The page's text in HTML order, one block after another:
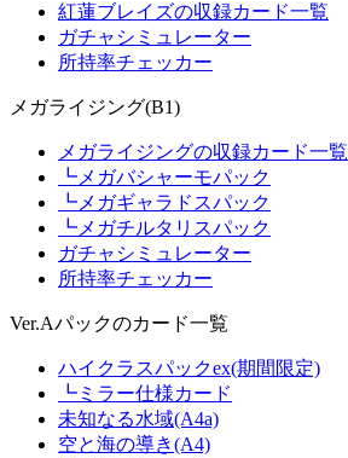
紅蓮ブレイズの収録カード一覧
ガチャシミュレーター
所持率チェッカー
メガライジング(B1)
メガライジングの収録カード一覧
┗メガバシャーモパック
┗メガギャラドスパック
┗メガチルタリスパック
ガチャシミュレーター
所持率チェッカー
Ver.Aパックのカード一覧
ハイクラスパックex(期間限定)
┗ミラー仕様カード
未知なる水域(A4a)
空と海の導き(A4)